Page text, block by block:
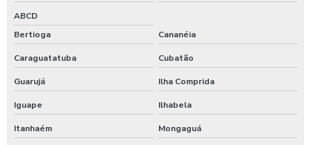
Lanche corporativo
Lanches para empresas
Refeição corporativa
Refeições coletivas
ABCD
Bertioga
Cananéia
Caraguatatuba Cubatão
Guarujá Ilha Comprida
Iguape Ilhabela
Itanhaém Mongaguá